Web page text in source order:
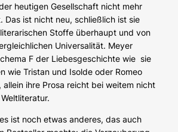
heutigen Gesellschaft nicht mehr
Das ist nicht neu, schließlich ist sie
Stoffe überhaupt und von
Universalität. Meyer
F der Liebesgeschichte wie sie
wie Tristan und Isolde oder Romeo
ihre Prosa reicht bei weitem nicht
ist noch etwas anderes, das auch